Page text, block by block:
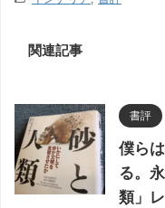
関連記事
書評
僕ら
る。
類」